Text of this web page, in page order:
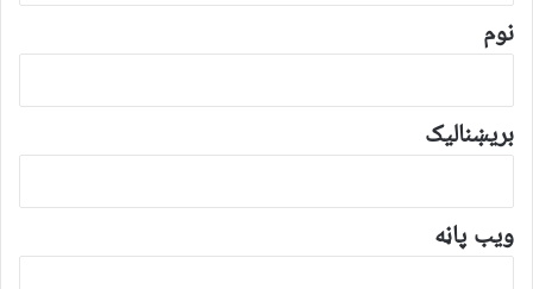
*
نوم
بریښنالیک
ویب پاڼه